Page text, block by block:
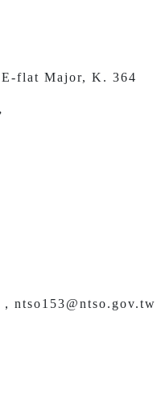
flat Major, K. 364
ntso153@ntso.gov.tw